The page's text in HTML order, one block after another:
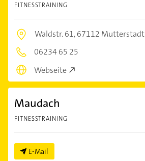
FITNESSTRAINING
Waldstr. 61,67112 Mutterstadt
06234 65 25
Webseite
Maudach
FITNESSTRAINING
E-Mail